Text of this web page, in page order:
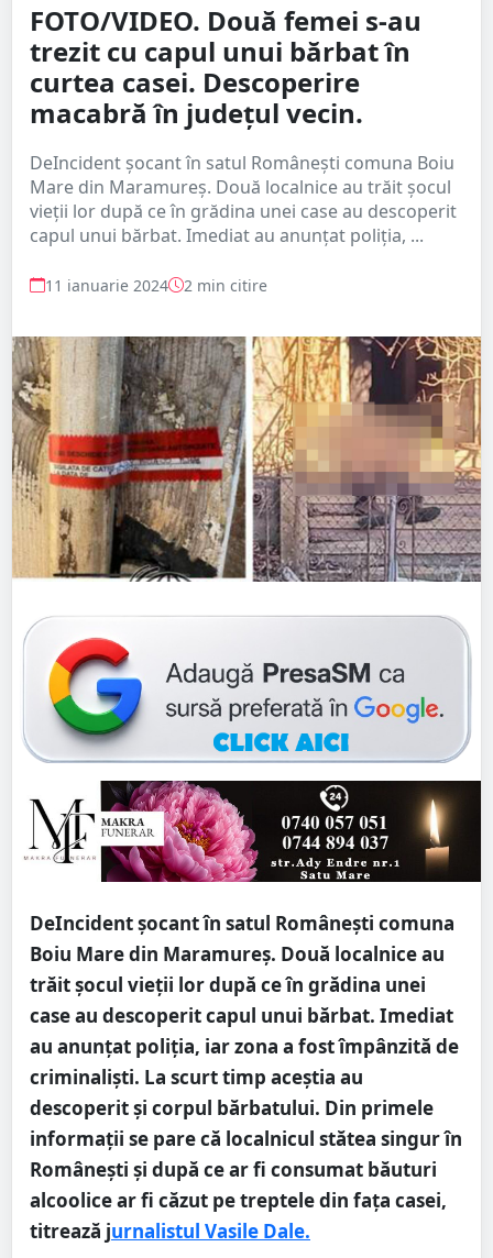
FOTO/VIDEO. Două femei s-au
trezit cu capul unui bărbat în
curtea casei. Descoperire
macabră în județul vecin.
DeIncident şocant în satul Româneşti comuna Boiu
Mare din Maramureş. Două localnice au trăit şocul
vieţii lor după ce în grădina unei case au descoperit
capul unui bărbat. Imediat au anunţat poliţia, ...
11 ianuarie 2024 2 min citire
DeIncident şocant în satul Româneşti comuna
Boiu Mare din Maramureş. Două localnice au
trăit şocul vieţii lor după ce în grădina unei
case au descoperit capul unui bărbat. Imediat
au anunţat poliţia, iar zona a fost împânzită de
criminalişti. La scurt timp aceştia au
descoperit şi corpul bărbatului. Din primele
informaţii se pare că localnicul stătea singur în
Româneşti şi după ce ar fi consumat băuturi
alcoolice ar fi căzut pe treptele din faţa casei,
titrează jurnalistul Vasile Dale.